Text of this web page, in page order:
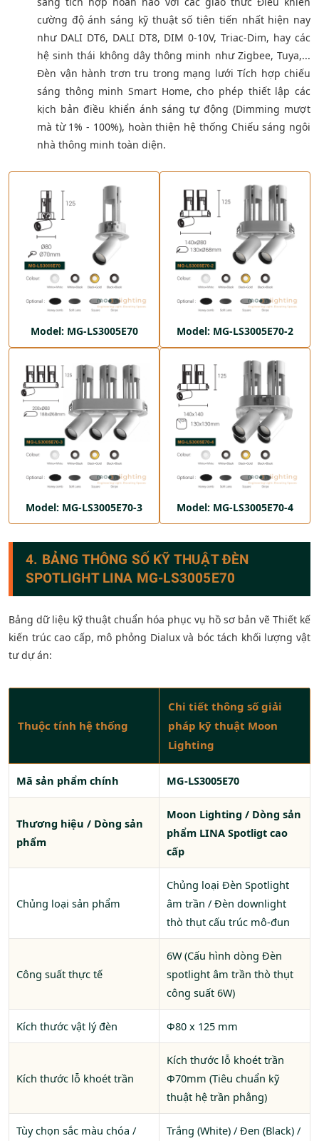
cường độ ánh sáng kỹ thuật số tiên tiến nhất hiện nay
như DALI DT6, DALI DT8, DIM 0-10V, Triac-Dim, hay các
hệ sinh thái không dây thông minh như Zigbee, Tuya,...
Đèn vận hành trơn tru trong mạng lưới Tích hợp chiếu
sáng thông minh Smart Home, cho phép thiết lập các
kịch bản điều khiển ánh sáng tự động (Dimming mượt
mà từ 1% - 100%), hoàn thiện hệ thống Chiếu sáng ngôi
nhà thông minh toàn diện.
Model: MG-LS3005E70 Model: MG-LS3005E70-2
Model: MG-LS3005E70-3 Model: MG-LS3005E70-4
4. BẢNG THÔNG SỐ KỸ THUẬT ĐÈN
SPOTLIGHT LINA MG-LS3005E70
Bảng dữ liệu kỹ thuật chuẩn hóa phục vụ hồ sơ bản vẽ Thiết kế
kiến trúc cao cấp, mô phỏng Dialux và bóc tách khối lượng vật
tư dự án:
Thuộc tính hệ thống
Chi tiết thông số giải
pháp kỹ thuật Moon
Lighting
Mã sản phẩm chính MG-LS3005E70
Thương hiệu / Dòng sản
phẩm
Moon Lighting / Dòng sản
phẩm LINA Spotligt cao
cấp
Chủng loại sản phẩm
Chủng loại Đèn Spotlight
âm trần / Đèn downlight
thò thụt cấu trúc mô-đun
Công suất thực tế
6W (Cấu hình dòng Đèn
spotlight âm trần thò thụt
công suất 6W)
Kích thước vật lý đèn Φ80 x 125 mm
Kích thước lỗ khoét trần
Kích thước lỗ khoét trần
Φ70mm (Tiêu chuẩn kỹ
thuật hệ trần phẳng)
Tùy chọn sắc màu chóa /
Trắng (White) / Đen (Black) /